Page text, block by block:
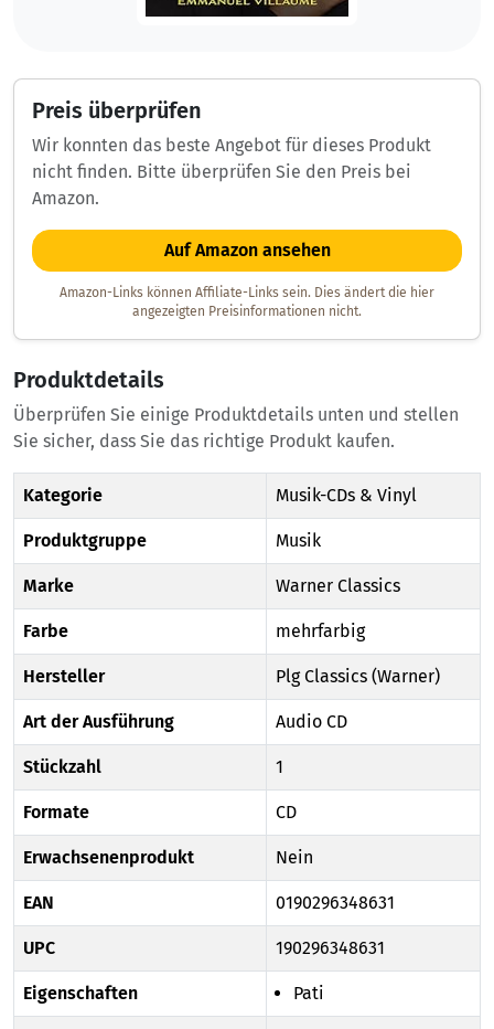
Preis überprüfen
Wir konnten das beste Angebot für dieses Produkt
nicht finden. Bitte überprüfen Sie den Preis bei
Amazon.
Auf Amazon ansehen
Amazon-Links können Affiliate-Links sein. Dies ändert die hier
angezeigten Preisinformationen nicht.
Produktdetails
Überprüfen Sie einige Produktdetails unten und stellen
Sie sicher, dass Sie das richtige Produkt kaufen.
Kategorie Musik-CDs & Vinyl
Produktgruppe Musik
Marke Warner Classics
Farbe mehrfarbig
Hersteller Plg Classics (Warner)
Art der Ausführung Audio CD
Stückzahl 1
Formate CD
Erwachsenenprodukt Nein
EAN 0190296348631
UPC 190296348631
Eigenschaften Pati